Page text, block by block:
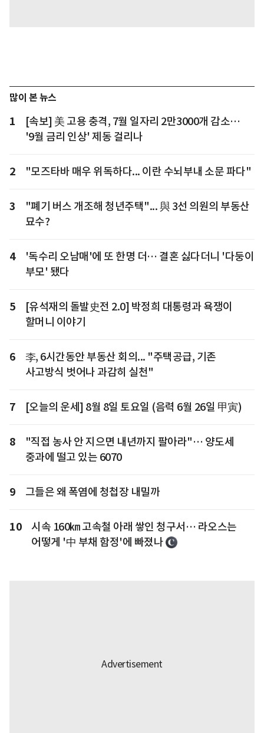
많이 본 뉴스
1
[속보] 美 고용 충격, 7월 일자리 2만3000개 감소…
'9월 금리 인상' 제동 걸리나
2 "모즈타바 매우 위독하다... 이란 수뇌부내 소문 파다"
3
"폐기 버스 개조해 청년주택"... 與 3선 의원의 부동산
묘수?
4
'독수리 오남매'에 또 한명 더… 결혼 싫다더니 '다둥이
부모' 됐다
5
[유석재의 돌발史전 2.0] 박정희 대통령과 욕쟁이
할머니 이야기
6
李, 6시간동안 부동산 회의... "주택공급, 기존
사고방식 벗어나 과감히 실천"
7 [오늘의 운세] 8월 8일 토요일 (음력 6월 26일 甲寅)
8
"직접 농사 안 지으면 내년까지 팔아라"… 양도세
중과에 떨고 있는 6070
9 그들은 왜 폭염에 청첩장 내밀까
10
시속 160㎞ 고속철 아래 쌓인 청구서… 라오스는
어떻게 '中 부채 함정'에 빠졌나